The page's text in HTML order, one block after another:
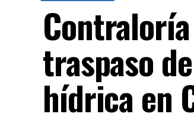
traspaso
hídrica en